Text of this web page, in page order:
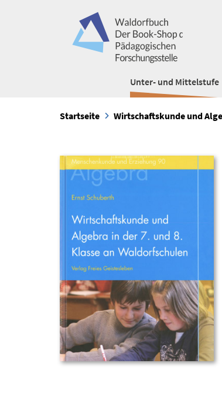
Unter- und Mittelstufe
Startseite Wirtschaftskunde und